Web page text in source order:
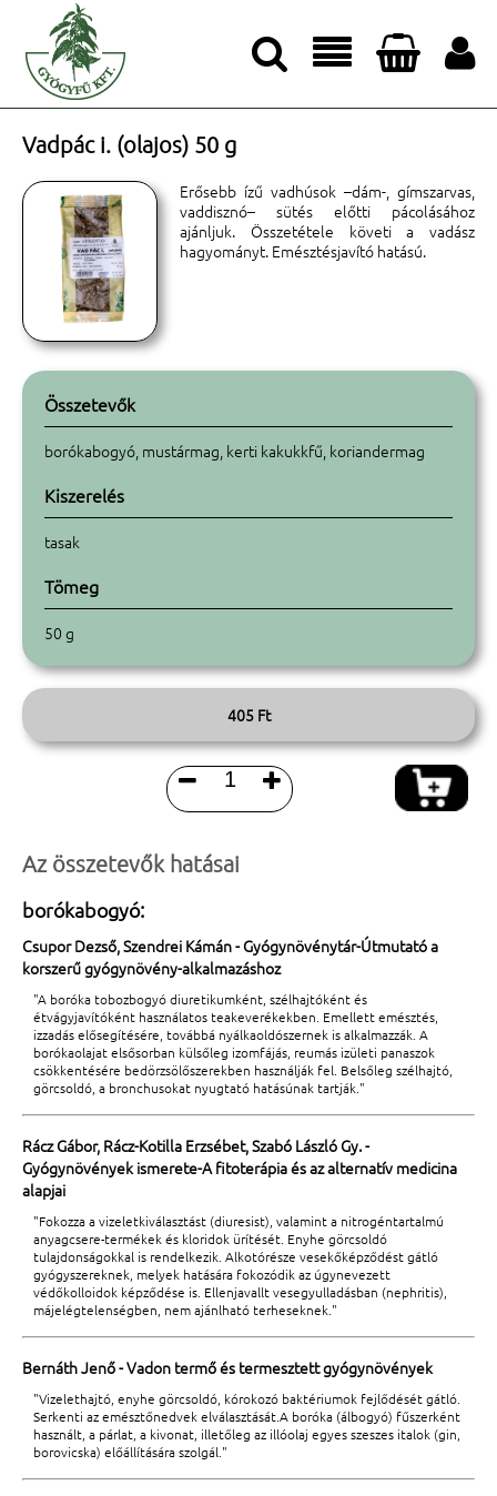




Vadpác i. (olajos) 50 g
Erősebb ízű vadhúsok –dám-, gímszarvas,
vaddisznó– sütés előtti pácolásához
ajánljuk. Összetétele követi a vadász
hagyományt. Emésztésjavító hatású.
Összetevők
borókabogyó, mustármag, kerti kakukkfű, koriandermag
Kiszerelés
tasak
Tömeg
50 g
405 Ft
 
Az összetevők hatásai
borókabogyó:
Csupor Dezső, Szendrei Kámán - Gyógynövénytár-Útmutató a
korszerű gyógynövény-alkalmazáshoz
"A boróka tobozbogyó diuretikumként, szélhajtóként és
étvágyjavítóként használatos teakeverékekben. Emellett emésztés,
izzadás elősegítésére, továbbá nyálkaoldószernek is alkalmazzák. A
borókaolajat elsősorban külsőleg izomfájás, reumás izületi panaszok
csökkentésére bedörzsölőszerekben használják fel. Belsőleg szélhajtó,
görcsoldó, a bronchusokat nyugtató hatásúnak tartják."
Rácz Gábor, Rácz-Kotilla Erzsébet, Szabó László Gy. -
Gyógynövények ismerete-A fitoterápia és az alternatív medicina
alapjai
"Fokozza a vizeletkiválasztást (diuresist), valamint a nitrogéntartalmú
anyagcsere-termékek és kloridok ürítését. Enyhe görcsoldó
tulajdonságokkal is rendelkezik. Alkotórésze vesekőképződést gátló
gyógyszereknek, melyek hatására fokozódik az úgynevezett
védőkolloidok képződése is. Ellenjavallt vesegyulladásban (nephritis),
májelégtelenségben, nem ajánlható terheseknek."
Bernáth Jenő - Vadon termő és termesztett gyógynövények
"Vizelethajtó, enyhe görcsoldó, kórokozó baktériumok fejlődését gátló.
Serkenti az emésztőnedvek elválasztását.A boróka (álbogyó) fűszerként
használt, a párlat, a kivonat, illetőleg az illóolaj egyes szeszes italok (gin,
borovicska) előállítására szolgál."